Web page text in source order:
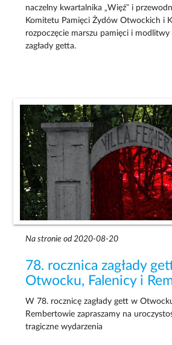
naczelny kwartalnika „Więź” i
Komitetu Pamięci Żydów Otwockich i
rozpoczęcie marszu pamięci i
zagłady getta.
Na stronie od 2020-08-20
78. rocznica zagłady
Otwocku, Falenicy i
W 78. rocznicę zagłady gett w
Rembertowie zapraszamy na
tragiczne wydarzenia